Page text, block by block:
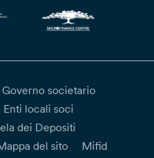
Governo societario
Enti locali soci
dei Depositi
del sito
Mifid